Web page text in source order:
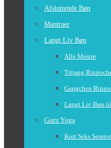
Afsluttende Bøn
Mantraer
Langt Liv Bøn
Alle Mestre
Trijang
Gangchen
Langt Liv Bøn
Guru Yoga
Kort Seks